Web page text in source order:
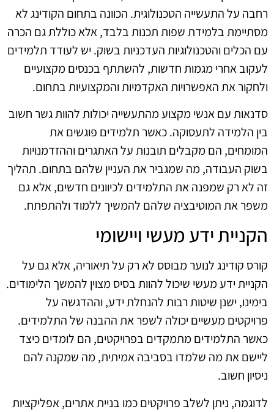
רחבה על התעשייה הטכנולוגית. הכוונה בתחום הקודינג לא
מסתיימת בלמידת שפות תכנות בלבד, אלא כוללת גם הכרה
עם הכלים והטכנולוגיות העדכניות בשוק. יש לעודד תלמידים
לעקוב אחרי מגמות חדשות, להשתתף בכנסים מקצועיים
ולחקור את האפשרויות האקדמיות והמקצועיות בתחום.
סדנאות עם אנשי מקצוע מהתעשייה יכולות להוות גשר חשוב
בין הלמידה לתעסוקה. כאשר תלמידים פוגשים את
המומחים, הם מקבלים תובנות על האתגרים וההזדמנויות
בשוק העבודה, מה שמגביר את העניין שלהם בתחום. תהליך
זה לא רק שמפנה את התלמידים לכיוונים חדשים, אלא גם
משפר את המוטיבציה שלהם להמשיך ללמוד ולהתפתח.
הקניית ידע מעשי ויישומי
קורס קודינג לנוער מבוסס לא רק על תיאוריה, אלא גם על
הקניית ידע מעשי שיכול להוות בסיס מצוין להמשך הלימודים.
בימינו, ישנן שיטות רבות להנחלת ידע, וההדגשה על
פרויקטים מעשיים יכולה לשפר את ההבנה של התלמידים.
כאשר התלמידים מתמקדים בפרויקטים, הם לומדים כיצד
ליישם את מה שלמדו בסביבה אמיתית, מה שמקנה להם
ניסיון חשוב.
לדוגמה, ניתן לשלב פרויקטים כמו בניית אתרים, אפליקציות